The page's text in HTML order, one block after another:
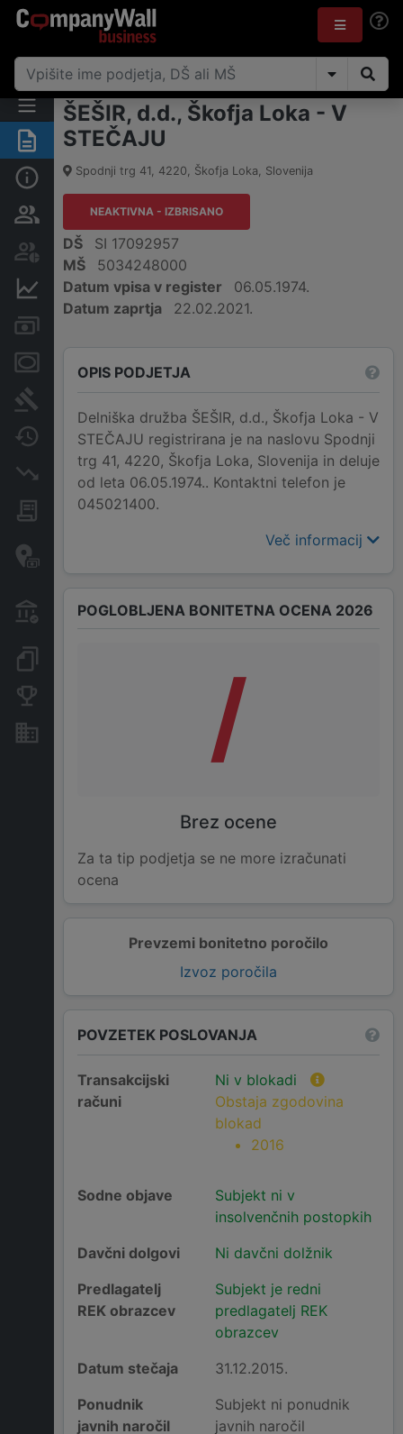
Povzetek
Osnovni podatki
Odgovorne osebe in lastništvo
Delniška knjiga
Finančni podatki
Spremembe
Insolvenčni postopki
Javna naročila
Transakcije iz državnega
ŠEŠIR, d.d., Škofja Loka - V
STEČAJU
Spodnji trg 41, 4220, Škofja Loka, Slovenija
NEAKTIVNA - IZBRISANO
DŠ
SI 17092957
MŠ
5034248000
Datum vpisa v register
06.05.1974.
Datum zaprtja
22.02.2021.
OPIS PODJETJA
Delniška družba ŠEŠIR, d.d., Škofja Loka - V
STEČAJU registrirana je na naslovu Spodnji
trg 41, 4220, Škofja Loka, Slovenija in deluje
od leta 06.05.1974.. Kontaktni telefon je
045021400.
Več informacij
Prevzemi bonitetno poročilo
Izvoz poročila
POGLOBLJENA BONITETNA OCENA 2026
/
Brez ocene
Za ta tip podjetja se ne more izračunati
ocena
POVZETEK POSLOVANJA
Transakcijski
računi
Ni v blokadi
Obstaja zgodovina
blokad
2016
Sodne objave
Subjekt ni v
insolvenčnih postopkih
Davčni dolgovi
Ni davčni dolžnik
Predlagatelj
REK obrazcev
Subjekt je redni
predlagatelj REK
obrazcev
Datum stečaja
31.12.2015.
Ponudnik
javnih naročil
Subjekt ni ponudnik
javnih naročil